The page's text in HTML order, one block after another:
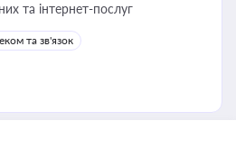
та інтернет-послуг
та зв'язок